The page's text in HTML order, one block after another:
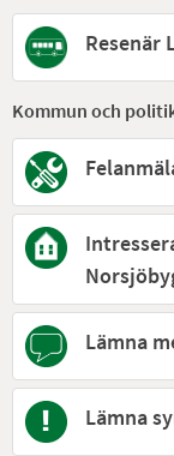
Resenär
Kommun och
Lämna
Lämna